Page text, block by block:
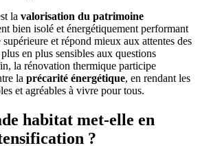
la valorisation du patrimoine
bien isolé et énergétiquement performant
et répond mieux aux attentes des
en plus sensibles aux questions
la rénovation thermique participe
la précarité énergétique, en rendant les
et agréables à vivre pour tous.
habitat met-elle en
?